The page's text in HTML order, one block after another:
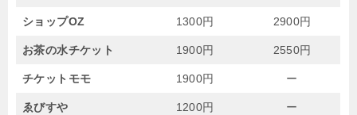
ショップOZ 1300円 2900円
お茶の水チケット 1900円 2550円
チケットモモ 1900円 ー
ゑびすや 1200円 ー